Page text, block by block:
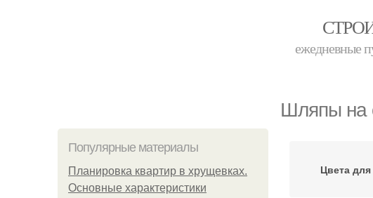
ежедневные
Шляпы на
Популярные материалы
Планировка квартир в хрущевках.
Основные характеристики
Цвета для